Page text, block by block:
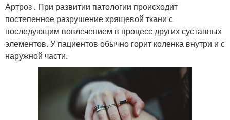
Артроз . При развитии патологии происходит
постепенное разрушение хрящевой ткани с
последующим вовлечением в процесс других суставных
элементов. У пациентов обычно горит коленка внутри и с
наружной части.